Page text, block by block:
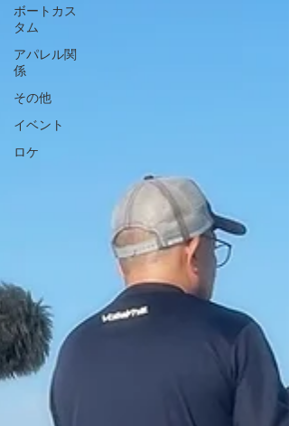
ボートカス
タム
アパレル関
係
その他
イベント
ロケ